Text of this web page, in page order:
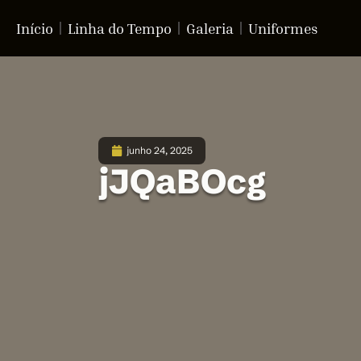
Início Linha do Tempo Galeria Uniformes
junho 24, 2025
jJQaBOcg